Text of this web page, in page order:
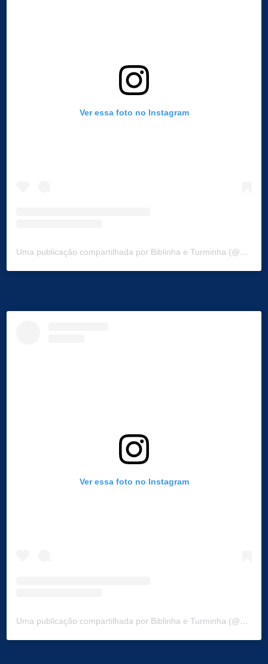
Ver essa foto no Instagram
Uma publicação compartilhada por Biblinha e Turminha (@biblinhaeturminha)
Ver essa foto no Instagram
Uma publicação compartilhada por Biblinha e Turminha (@biblinhaeturminha)